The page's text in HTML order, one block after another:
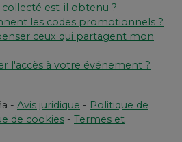
est-il obtenu ?
les codes promotionnels ?
ceux qui partagent mon
l'accès à votre événement ?
- Avis juridique - Politique de
de cookies - Termes et